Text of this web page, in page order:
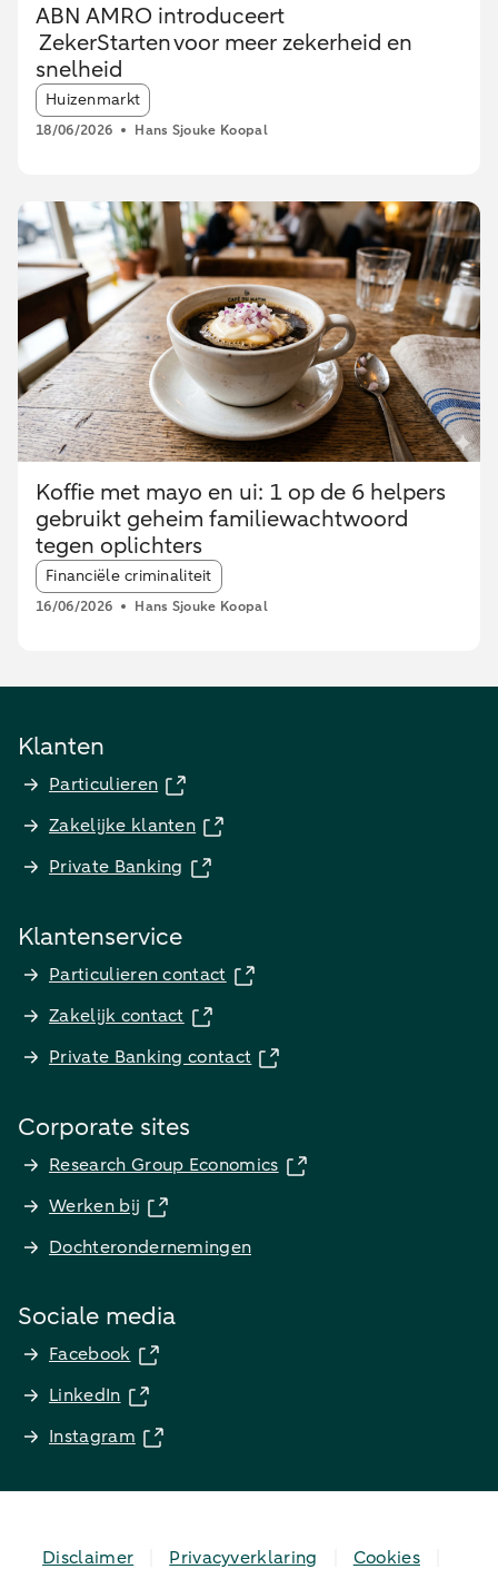
ABN AMRO introduceert
ZekerStarten voor meer zekerheid en
snelheid
Article tags:
Huizenmarkt
18/06/2026 Hans Sjouke Koopal
Koffie met mayo en ui: 1 op de 6 helpers
gebruikt geheim familiewachtwoord
tegen oplichters
Article tags:
Financiële criminaliteit
16/06/2026 Hans Sjouke Koopal
Klanten
Particulieren
Zakelijke klanten
Private Banking
Klantenservice
Particulieren contact
Zakelijk contact
Private Banking contact
Corporate sites
Research Group Economics
Werken bij
Dochterondernemingen
Sociale media
Facebook
LinkedIn
Instagram
Disclaimer Privacyverklaring Cookies